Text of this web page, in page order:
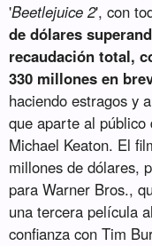
'Beetlejuice 2', con
de dólares
recaudación total,
330 millones en
haciendo estragos y
que aparte al
Michael Keaton. El
millones de dólares,
para Warner Bros.,
una tercera película
confianza con Tim